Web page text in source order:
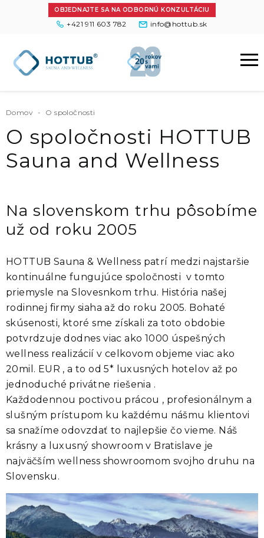
OBJEDNAJTE SA NA ODBORNÚ KONZULTÁCIU
+421 911 603 782 info@hottub.sk
Domov - O spoločnosti
O spoločnosti HOTTUB
Sauna and Wellness
Na slovenskom trhu pôsobíme
už od roku 2005
HOTTUB Sauna & Wellness patrí medzi najstaršie
kontinuálne fungujúce spoločnosti v tomto
priemysle na Slovesnkom trhu. História našej
rodinnej firmy siaha až do roku 2005. Bohaté
skúsenosti, ktoré sme získali za toto obdobie
potvrdzuje dodnes viac ako 1000 úspešných
wellness realizácií v celkovom objeme viac ako
20mil. EUR , a to od 5* luxusných hotelov až po
jednoduché privátne riešenia .
Každodennou poctivou prácou , profesionálnym a
slušným prístupom ku každému nášmu klientovi
sa snažíme odovzdať to najlepšie čo vieme. Náš
krásny a luxusný showroom v Bratislave je
najväčším wellness showroomom svojho druhu na
Slovensku.